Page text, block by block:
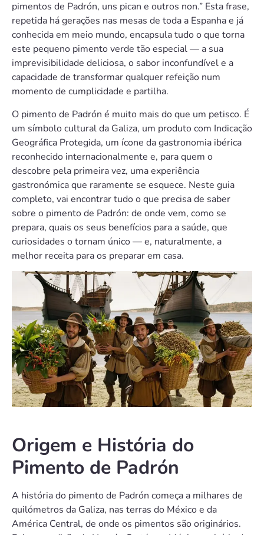
pimentos de Padrón, uns pican e outros non.” Esta frase,
repetida há gerações nas mesas de toda a Espanha e já
conhecida em meio mundo, encapsula tudo o que torna
este pequeno pimento verde tão especial — a sua
imprevisibilidade deliciosa, o sabor inconfundível e a
capacidade de transformar qualquer refeição num
momento de cumplicidade e partilha.
O pimento de Padrón é muito mais do que um petisco. É
um símbolo cultural da Galiza, um produto com Indicação
Geográfica Protegida, um ícone da gastronomia ibérica
reconhecido internacionalmente e, para quem o
descobre pela primeira vez, uma experiência
gastronómica que raramente se esquece. Neste guia
completo, vai encontrar tudo o que precisa de saber
sobre o pimento de Padrón: de onde vem, como se
prepara, quais os seus benefícios para a saúde, que
curiosidades o tornam único — e, naturalmente, a
melhor receita para os preparar em casa.
Origem e História do
Pimento de Padrón
A história do pimento de Padrón começa a milhares de
quilómetros da Galiza, nas terras do México e da
América Central, de onde os pimentos são originários.